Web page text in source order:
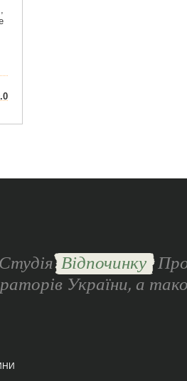
Відпочинку
України, а